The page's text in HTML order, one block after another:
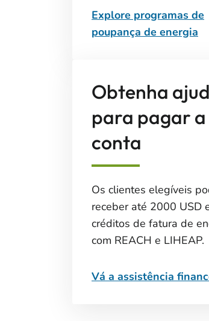
Explore programas de
poupança de energia
Obtenha
para pagar a
conta
Os clientes elegíveis
receber até 2000 USD
créditos de fatura de
com REACH e LIHEAP.
Vá a assistência